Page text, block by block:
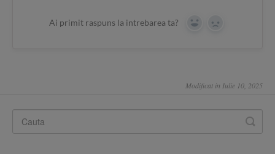
Ai primit raspuns la intrebarea ta? Yes No
Modificat in Iulie 10, 2025